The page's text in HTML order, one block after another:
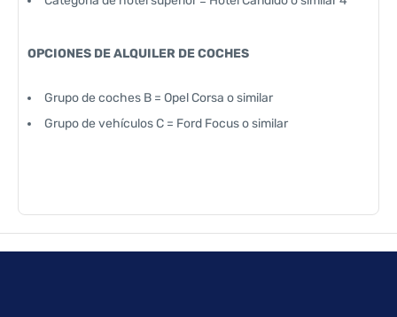
OPCIONES DE ALQUILER DE COCHES
Grupo de coches B = Opel Corsa o similar
Grupo de vehículos C = Ford Focus o similar